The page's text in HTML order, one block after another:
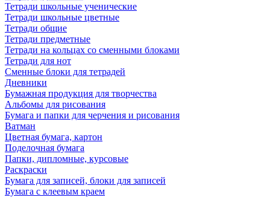
Тетради школьные ученические
Тетради школьные цветные
Тетради общие
Тетради предметные
Тетради на кольцах со сменными блоками
Тетради для нот
Сменные блоки для тетрадей
Дневники
Бумажная продукция для творчества
Альбомы для рисования
Бумага и папки для черчения и рисования
Ватман
Цветная бумага, картон
Поделочная бумага
Папки, дипломные, курсовые
Раскраски
Бумага для записей, блоки для записей
Бумага с клеевым краем